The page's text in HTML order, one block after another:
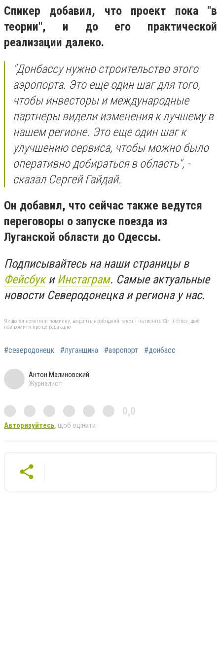
Спикер добавил, что проект пока "в
теории", и до его практической
реализации далеко.
"Донбассу нужно строительство этого
аэропорта. Это еще один шаг для того,
чтобы инвесторы и международные
партнеры видели изменения к лучшему в
нашем регионе. Это еще один шаг к
улучшению сервиса, чтобы можно было
оперативно добираться в область", -
сказал Сергей Гайдай.
Он добавил, что сейчас также ведутся
переговоры о запуске поезда из
Луганской области до Одессы.
Подписывайтесь на наши страницы в
Фейсбуки Инстаграм. Самые актуальные
новости Северодонецка и региона у нас.
Якщо ви помітили помилку, виділіть необхідний текст і натисніть Ctrl + Enter, щоб
повідомити про це редакцію
#северодонецк #луганщина #аэропорт #донбасс
Антон Малиновский
Журналист
0,0
Авторизуйтесь, щоб оцінити